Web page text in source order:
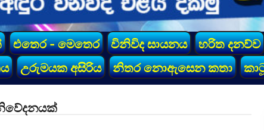
එතෙර - මෙතෙර විනිවිද සායනය හරිත දනව්ව
උරුමයක අසිරිය නිතර නොඇසෙන කතා